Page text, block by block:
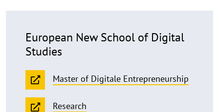
European New School of Digital
Studies
Master of Digitale Entrepreneurship
Research